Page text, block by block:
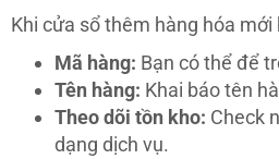
Khi cửa sổ thêm hàng hóa
Mã hàng: Bạn có thể để
Tên hàng: Khai báo tên
Theo dõi tồn kho: Check
dạng dịch vụ.